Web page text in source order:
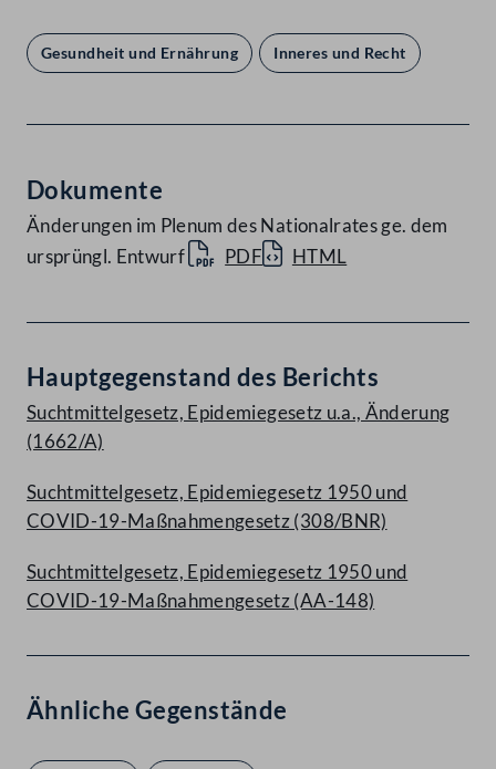
Gesundheit und Ernährung Inneres und Recht
Dokumente
Änderungen im Plenum des Nationalrates ge. dem
ursprüngl. Entwurf
PDF HTML
Hauptgegenstand des Berichts
Suchtmittelgesetz, Epidemiegesetz u.a., Änderung
(1662/A)
Suchtmittelgesetz, Epidemiegesetz 1950 und
COVID-19-Maßnahmengesetz (308/BNR)
Suchtmittelgesetz, Epidemiegesetz 1950 und
COVID-19-Maßnahmengesetz (AA-148)
Ähnliche Gegenstände